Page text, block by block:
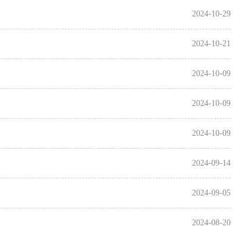
2024-10-29
2024-10-21
2024-10-09
2024-10-09
2024-10-09
2024-09-14
2024-09-05
2024-08-20